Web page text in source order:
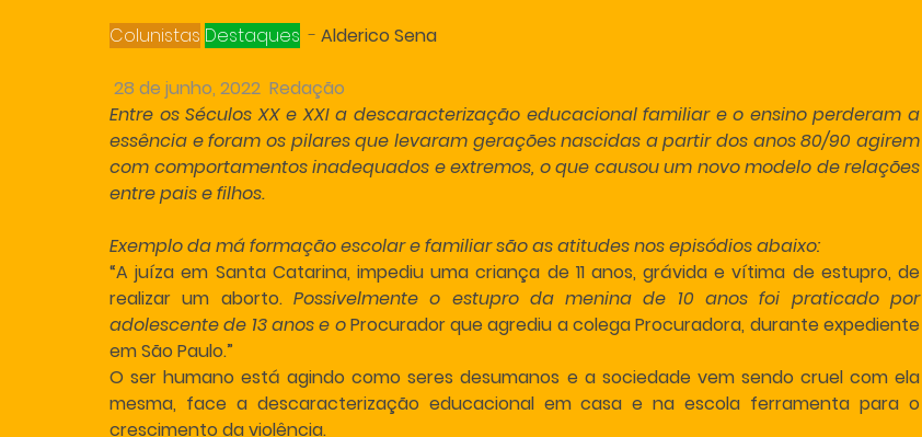
Colunistas Destaques
  -
Alderico Sena
28 de junho, 2022 Redação
Entre os Séculos XX e XXI a descaracterização educacional familiar e o ensino perderam a
essência e foram os pilares que levaram gerações nascidas a partir dos anos 80/90 agirem
com comportamentos inadequados e extremos, o que causou um novo modelo de relações
entre pais e filhos.
Exemplo da má formação escolar e familiar são as atitudes nos episódios abaixo:
“A juíza em Santa Catarina, impediu uma criança de 11 anos, grávida e vítima de estupro, de
realizar um aborto. Possivelmente o estupro da menina de 10 anos foi praticado por
adolescente de 13 anos e o Procurador que agrediu a colega Procuradora, durante expediente
em São Paulo.”
O ser humano está agindo como seres desumanos e a sociedade vem sendo cruel com ela
mesma, face a descaracterização educacional em casa e na escola ferramenta para o
crescimento da violência.